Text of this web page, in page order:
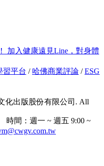
加入健康遠見Line，對身體
習平台 / 哈佛商業評論 /ESG
化出版股份有限公司. All
時間：週一 ~ 週五 9:00 ~